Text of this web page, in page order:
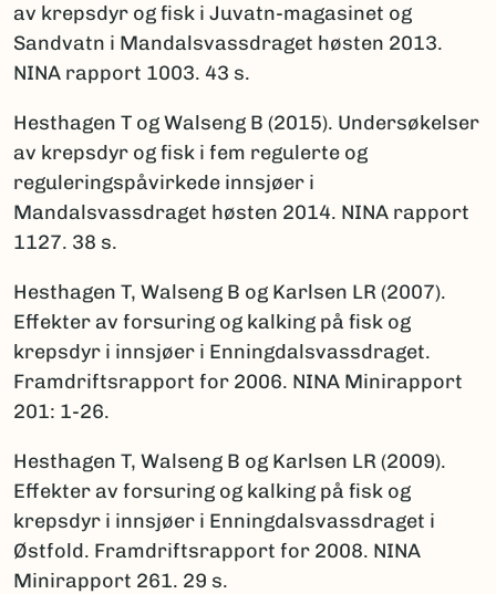
av krepsdyr og fisk i Juvatn-magasinet og
Sandvatn i Mandalsvassdraget høsten 2013.
NINA rapport 1003. 43 s.
Hesthagen T og Walseng B (2015). Undersøkelser
av krepsdyr og fisk i fem regulerte og
reguleringspåvirkede innsjøer i
Mandalsvassdraget høsten 2014. NINA rapport
1127. 38 s.
Hesthagen T, Walseng B og Karlsen LR (2007).
Effekter av forsuring og kalking på fisk og
krepsdyr i innsjøer i Enningdalsvassdraget.
Framdriftsrapport for 2006. NINA Minirapport
201: 1-26.
Hesthagen T, Walseng B og Karlsen LR (2009).
Effekter av forsuring og kalking på fisk og
krepsdyr i innsjøer i Enningdalsvassdraget i
Østfold. Framdriftsrapport for 2008. NINA
Minirapport 261. 29 s.